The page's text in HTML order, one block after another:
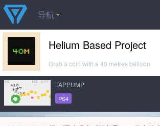
导航
Helium Based Project
Grab a coin with a 40 metres balloon
TAPPUMP
PS4